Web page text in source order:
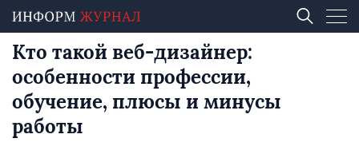
Кто такой веб-дизайнер:
особенности профессии,
обучение, плюсы и минусы
работы